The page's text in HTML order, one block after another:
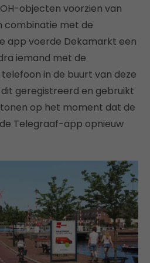
objecten voorzien van
combinatie met de
app voerde Dekamarkt een
iemand met de
in de buurt van deze
geregistreerd en gebruikt
op het moment dat de
Telegraaf-app opnieuw